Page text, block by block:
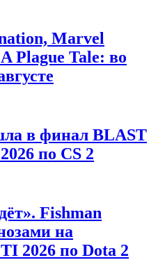
Marvel
Plague Tale: во
в финал BLAST
по CS 2
Fishman
на
2026 по Dota 2